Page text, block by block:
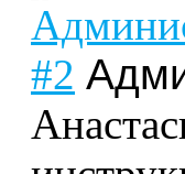
#2